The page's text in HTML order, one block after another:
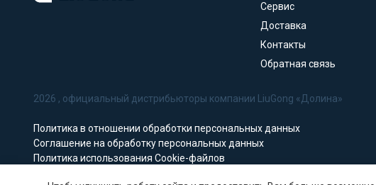
Сервис
Доставка
Контакты
Обратная связь
2026 , официальный дистрибьюторы компании LiuGong «Долина»
Политика в отношении обработки персональных данных
Соглашение на обработку персональных данных
Политика использования Cookie-файлов